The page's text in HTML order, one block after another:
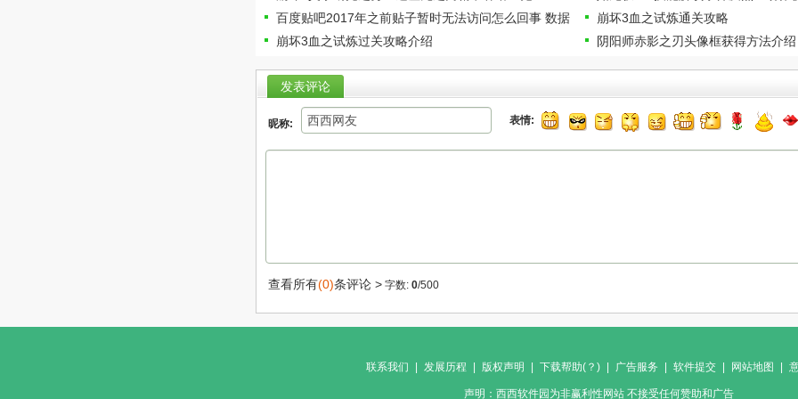
百度贴吧2017年之前贴子暂时无法访问怎么回事 数据
崩坏3血之试炼通关攻略
崩坏3血之试炼过关攻略介绍
阴阳师赤影之刃头像框获得方法介绍
发表评论
昵称: 表情:
查看所有(0)条评论 > 字数: 0/500
联系我们 发展历程 版权声明 下载帮助(？) 广告服务 软件提交 网站地图
声明：西西软件园为非赢利性网站 不接受任何赞助和广告